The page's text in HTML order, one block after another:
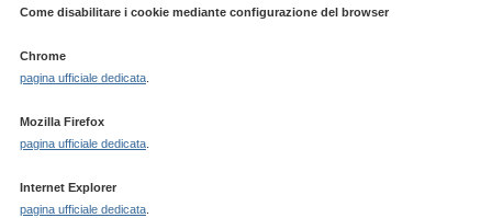
Come disabilitare i cookie mediante configurazione del browser
Chrome
pagina ufficiale dedicata.
Mozilla Firefox
pagina ufficiale dedicata.
Internet Explorer
pagina ufficiale dedicata.